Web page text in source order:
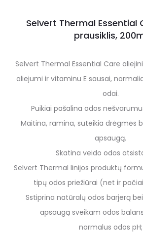
Selvert Thermal Essential
prausiklis,
Selvert Thermal Essential Care
aliejumi ir vitaminu E sausai,
odai.
Puikiai pašalina odos
Maitina, ramina, suteikia drėgmės
apsaugą.
Skatina veido odos
Selvert Thermal linijos produktų
tipų odos priežiūrai (net ir
Sstiprina natūralų odos barjerą
apsaugą sveikam odos
normalus odos pH;